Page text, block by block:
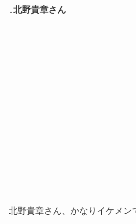
↓北野貴章さん
北野貴章さん、かなりイケメン